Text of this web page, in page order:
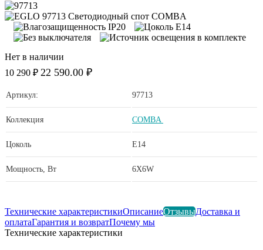
Нет в наличии
10 290 ₽ 22 590.00 ₽
Артикул: 97713
Коллекция COMBA
Цоколь E14
Мощность, Вт 6X6W
Технические характеристикиОписаниеОтзывыДоставка и
оплатаГарантия и возвратПочему мы
Технические характеристики